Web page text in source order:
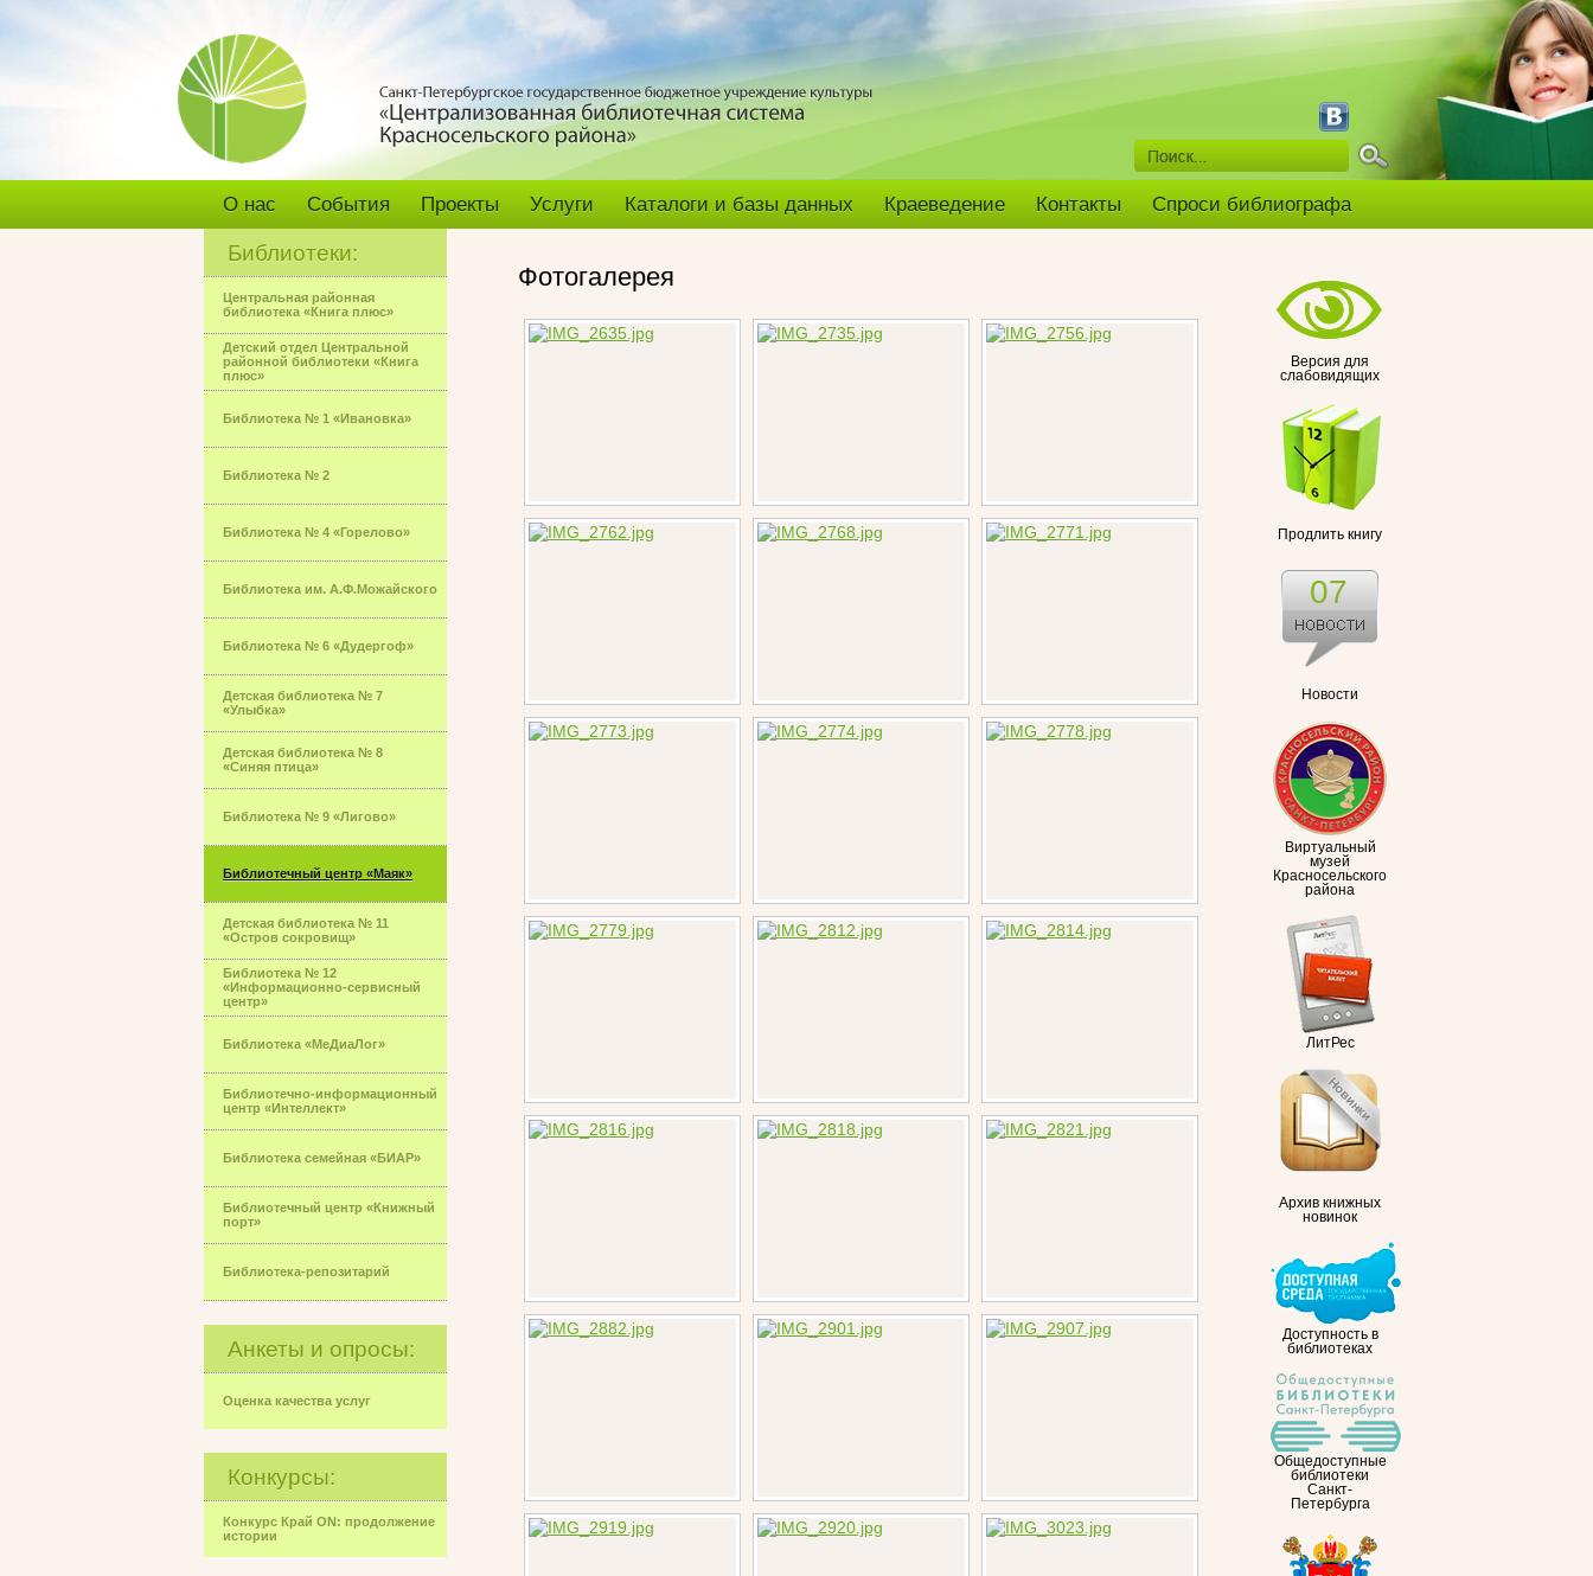
О нас События Проекты Услуги Каталоги и базы данных Краеведение Контакты Спроси библиографа
Библиотеки:
Центральная районная
библиотека «Книга плюс»
Детский отдел Центральной
районной библиотеки «Книга
плюс»
Библиотека № 1 «Ивановка»
Библиотека № 2
Библиотека № 4 «Горелово»
Библиотека им. А.Ф.Можайского
Библиотека № 6 «Дудергоф»
Детская библиотека № 7
«Улыбка»
Детская библиотека № 8
«Синяя птица»
Библиотека № 9 «Лигово»
Библиотечный центр «Маяк»
Детская библиотека № 11
«Остров сокровищ»
Библиотека № 12
«Информационно-сервисный
центр»
Библиотека «МеДиаЛог»
Библиотечно-информационный
центр «Интеллект»
Библиотека семейная «БИАР»
Библиотечный центр «Книжный
порт»
Библиотека-репозитарий
Анкеты и опросы:
Оценка качества услуг
Конкурсы:
Конкурс Край ON: продолжение
истории
Версия для
слабовидящих
Продлить книгу
Новости
07
Виртуальный
музей
Красносельского
района
ЛитРес
Архив книжных
новинок
Доступность в
библиотеках
Общедоступные
библиотеки
Санкт-
Петербурга
Фотогалерея